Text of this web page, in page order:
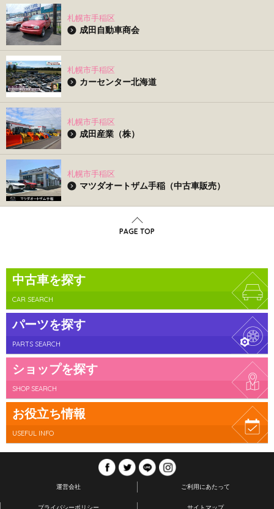
札幌市手稲区
成田自動車商会
札幌市手稲区
カーセンター北海道
札幌市手稲区
成田産業（株）
札幌市手稲区
マツダオートザム手稲（中古車販売）
PAGE TOP
中古車を探す
CAR SEARCH
パーツを探す
PARTS SEARCH
ショップを探す
SHOP SEARCH
お役立ち情報
USEFUL INFO
運営会社 ご利用にあたって